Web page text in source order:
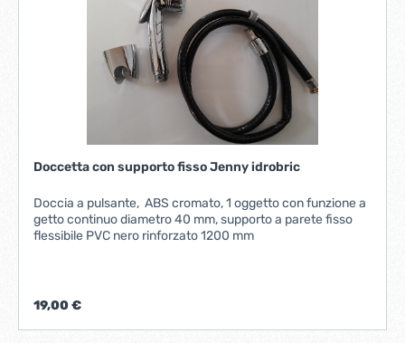
Doccetta con supporto fisso Jenny idrobric
Doccia a pulsante, ABS cromato, 1 oggetto con funzione a
getto continuo diametro 40 mm, supporto a parete fisso
flessibile PVC nero rinforzato 1200 mm
19,00 €